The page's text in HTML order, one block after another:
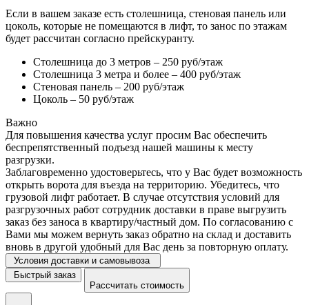
Если в вашем заказе есть столешница, стеновая панель или
цоколь, которые не помещаются в лифт, то занос по этажам
будет рассчитан согласно прейскуранту.
Столешница до 3 метров – 250 руб/этаж
Столешница 3 метра и более – 400 руб/этаж
Стеновая панель – 200 руб/этаж
Цоколь – 50 руб/этаж
Важно
Для повышения качества услуг просим Вас обеспечить
беспрепятственный подъезд нашей машины к месту
разгрузки.
Заблаговременно удостоверьтесь, что у Вас будет возможность
открыть ворота для въезда на территорию. Убедитесь, что
грузовой лифт работает. В случае отсутствия условий для
разгрузочных работ сотрудник доставки в праве выгрузить
заказ без заноса в квартиру/частный дом. По согласованию с
Вами мы можем вернуть заказ обратно на склад и доставить
вновь в другой удобный для Вас день за повторную оплату.
Условия доставки и самовывоза
Быстрый заказ
Рассчитать стоимость